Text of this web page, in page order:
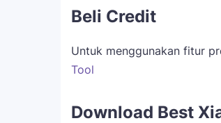
Beli Credit
Untuk menggunakan fitur
Tool
Download Best